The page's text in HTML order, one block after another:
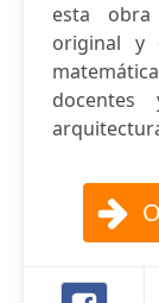
esta
original y